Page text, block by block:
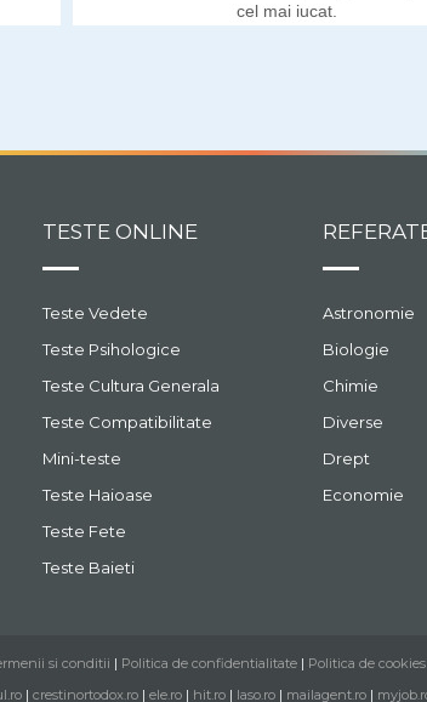
cel mai jucat.
TESTE ONLINE
Teste Vedete
Teste Psihologice
Teste Cultura Generala
Teste Compatibilitate
Mini-teste
Teste Haioase
Teste Fete
Teste Baieti
Astronomie
Biologie
Chimie
Diverse
Drept
Economie
si conditii | Politica de confidentialitate | Politica de cookies
| crestinortodox.ro | ele.ro | hit.ro | laso.ro | mailagent.ro |